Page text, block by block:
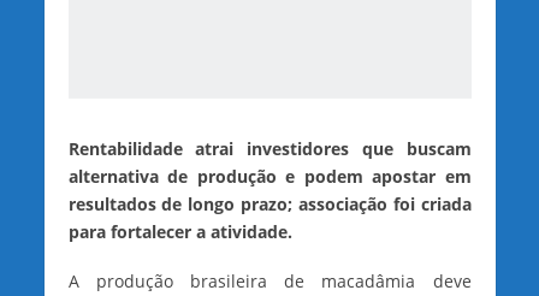
Rentabilidade atrai investidores que buscam
alternativa de produção e podem apostar em
resultados de longo prazo; associação foi criada
para fortalecer a atividade.
A produção brasileira de macadâmia deve